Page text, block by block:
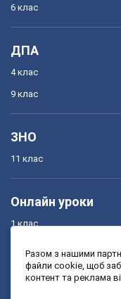
6 клас
ДПА
4 клас
9 клас
ЗНО
11 клас
Онлайн уроки
1 клас
3 клас
Разом з нашими
файли cookie, щоб
контент та реклама